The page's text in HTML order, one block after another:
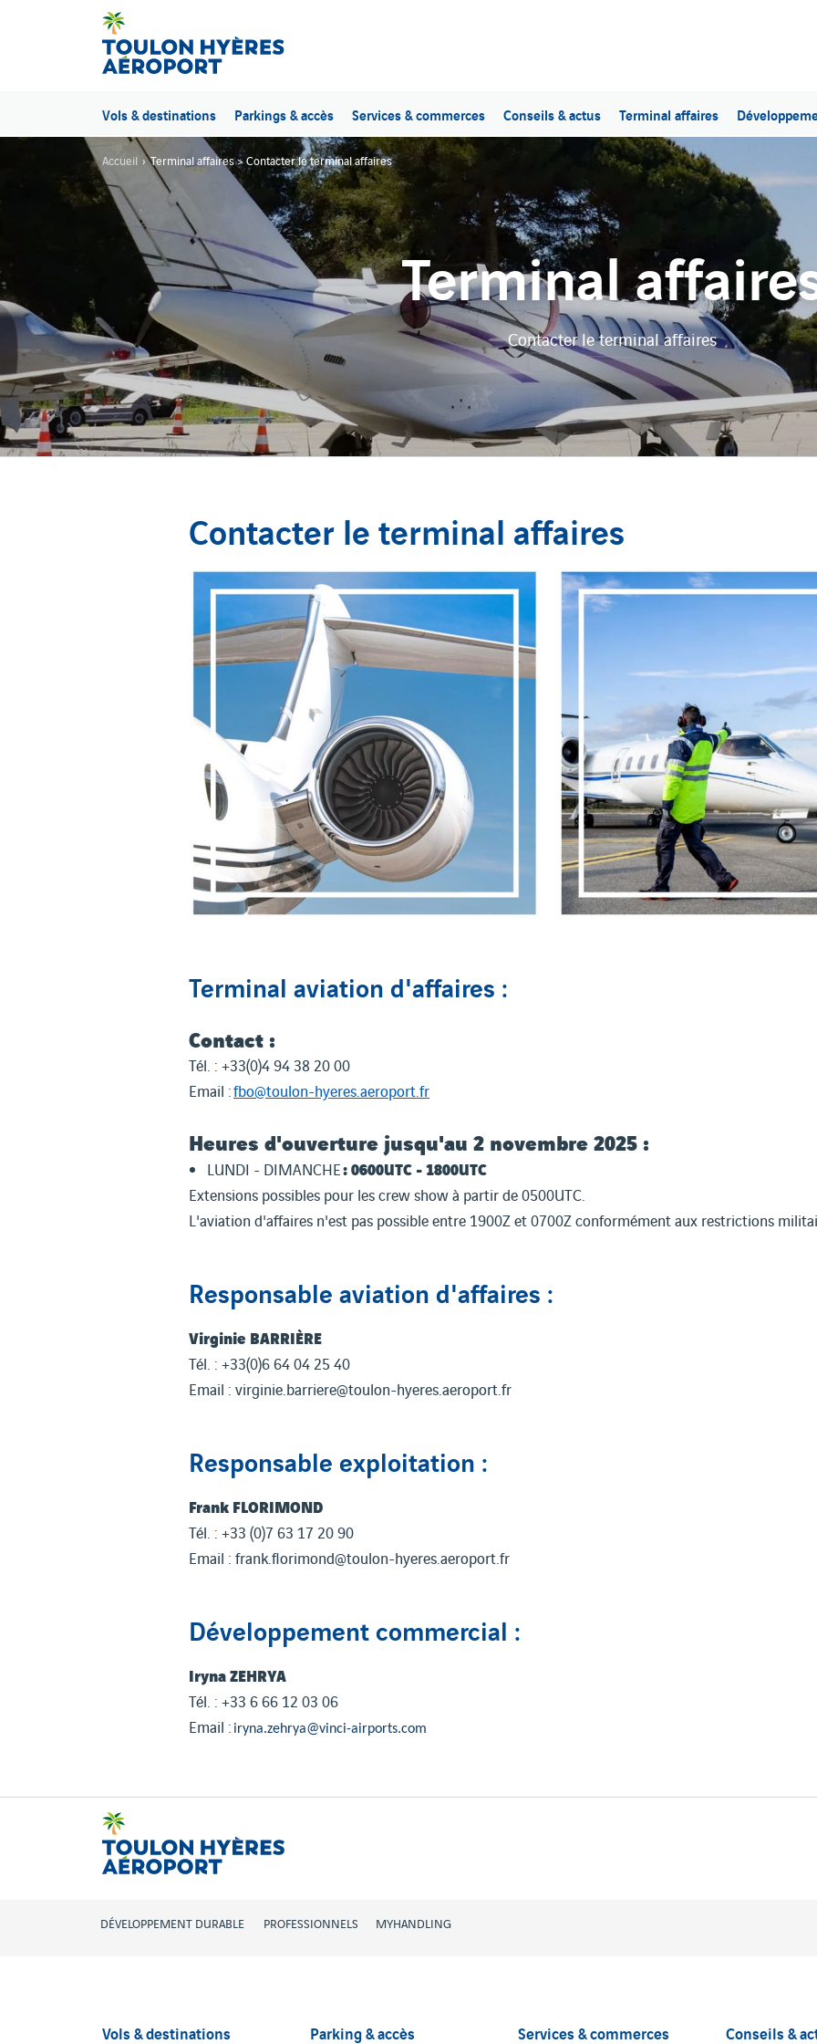
Vols & destinations Parkings & accès Services & commerces Conseils & actus Terminal affaires
Accueil Terminal affaires > Contacter le terminal affaires
Terminal
Contacter le terminal affaires
Contacter le terminal affaires
Terminal aviation d'affaires :
Contact :
Tél. : +33(0)4 94 38 20 00
Email :fbo@toulon-hyeres.aeroport.fr
Heures d'ouverture jusqu'au 2 novembre 2025 :
LUNDI - DIMANCHE: 0600UTC - 1800UTC
Extensions possibles pour les crew show à partir de 0500UTC.
L'aviation d'affaires n'est pas possible entre 1900Z et 0700Z conformément aux restrictions
Responsable aviation d'affaires :
Virginie BARRIÈRE
Tél. : +33(0)6 64 04 25 40
Email : virginie.barriere@toulon-hyeres.aeroport.fr
Responsable exploitation :
Frank FLORIMOND
Tél. : +33 (0)7 63 17 20 90
Email : frank.florimond@toulon-hyeres.aeroport.fr
Développement commercial :
Iryna ZEHRYA
Tél. : +33 6 66 12 03 06
Email : iryna.zehrya@vinci-airports.com
DÉVELOPPEMENT DURABLE PROFESSIONNELS MYHANDLING
Vols & destinations Parking & accès Services & commerces Conseils &